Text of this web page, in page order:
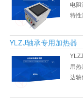
电
特性
YLZJ轴承专用加热器
用
达轴